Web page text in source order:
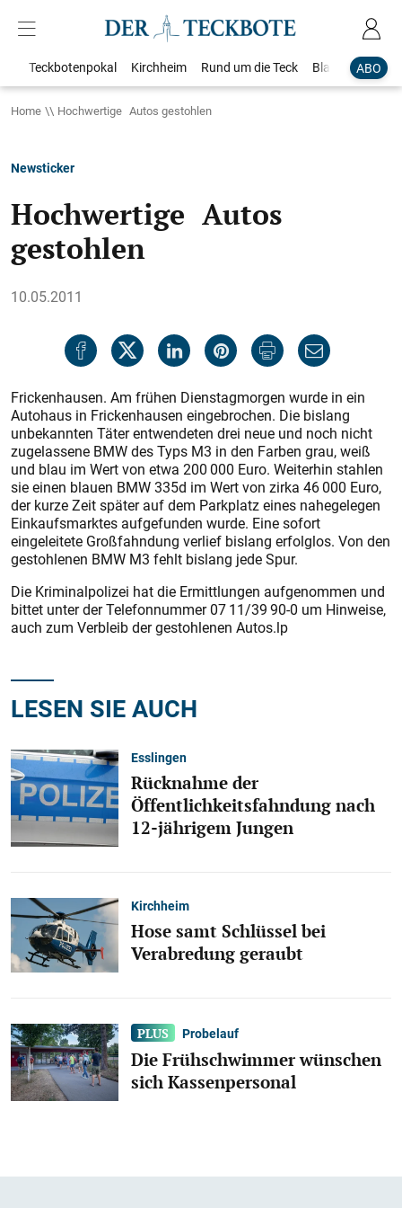
ABO
Teckbotenpokal Kirchheim Rund um die Teck Blaulicht
Home Hochwertige Autos gestohlen
Newsticker
Hochwertige Autos
gestohlen
10.05.2011
Frickenhausen. Am frühen Dienstagmorgen wurde in ein
Autohaus in Frickenhausen eingebrochen. Die bislang
unbekannten Täter entwendeten drei neue und noch nicht
zugelassene BMW des Typs M3 in den Farben grau, weiß
und blau im Wert von etwa 200 000 Euro. Weiterhin stahlen
sie einen blauen BMW 335d im Wert von zirka 46 000 Euro,
der kurze Zeit später auf dem Parkplatz eines nahegelegen
Einkaufsmarktes aufgefunden wurde. Eine sofort
eingeleitete Großfahndung verlief bislang erfolglos. Von den
gestohlenen BMW M3 fehlt bislang jede Spur.
Die Kriminalpolizei hat die Ermittlungen aufgenommen und
bittet unter der Telefonnummer 07 11/39 90-0 um Hinweise,
auch zum Verbleib der gestohlenen Autos.lp
LESEN SIE AUCH
Esslingen
Rücknahme der
Öffentlichkeitsfahndung nach
12-jährigem Jungen
Kirchheim
Hose samt Schlüssel bei
Verabredung geraubt
Probelauf
Die Frühschwimmer wünschen
sich Kassenpersonal